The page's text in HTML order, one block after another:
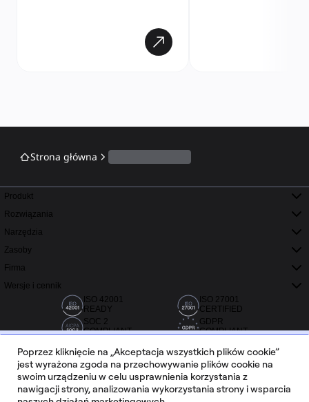
Strona główna
Produkt
Rozwiązania
Narzędzia
Zasoby
Firma
Wersje i cennik
ISO 42001
READY
ISO 27001
CERTIFIED
SOC 2
COMPLIANT
GDPR
COMPLIANT
Poprzez kliknięcie na „Akceptacja wszystkich plików cookie”
jest wyrażona zgoda na przechowywanie plików cookie na
swoim urządzeniu w celu usprawnienia korzystania z
nawigacji strony, analizowania wykorzystania strony i wsparcia